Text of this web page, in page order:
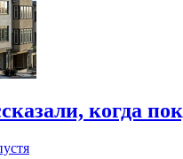
когда